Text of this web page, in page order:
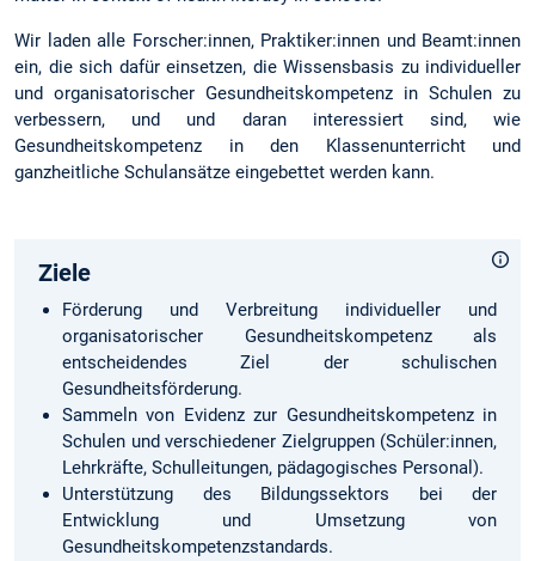
Wir laden alle Forscher:innen, Praktiker:innen und Beamt:innen
ein, die sich dafür einsetzen, die Wissensbasis zu individueller
und organisatorischer Gesundheitskompetenz in Schulen zu
verbessern, und und daran interessiert sind, wie
Gesundheitskompetenz in den Klassenunterricht und
ganzheitliche Schulansätze eingebettet werden kann.
Ziele
Förderung und Verbreitung individueller und
organisatorischer Gesundheitskompetenz als
entscheidendes Ziel der schulischen
Gesundheitsförderung.
Sammeln von Evidenz zur Gesundheitskompetenz in
Schulen und verschiedener Zielgruppen (Schüler:innen,
Lehrkräfte, Schulleitungen, pädagogisches Personal).
Unterstützung des Bildungssektors bei der
Entwicklung und Umsetzung von
Gesundheitskompetenzstandards.